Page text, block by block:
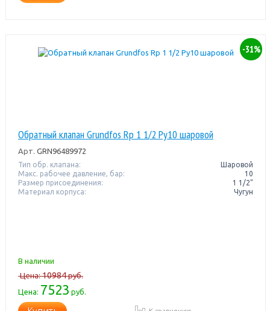
-31%
Обратный клапан Grundfos Rp 1 1/2 Pу10 шаровой
Арт. GRN96489972
Тип обр. клапана:
Шаровой
Макс. рабочее давление, бар:
10
Размер присоединения:
1 1/2"
Материал корпуса:
Чугун
В наличии
Цена:10984руб.
Цена: 7523 руб.